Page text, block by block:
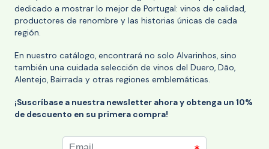
dedicado a mostrar lo mejor de Portugal: vinos de calidad,
productores de renombre y las historias únicas de cada
región.
En nuestro catálogo, encontrará no solo Alvarinhos, sino
también una cuidada selección de vinos del Duero, Dão,
Alentejo, Bairrada y otras regiones emblemáticas.
¡Suscríbase a nuestra newsletter ahora y obtenga un 10%
de descuento en su primera compra!